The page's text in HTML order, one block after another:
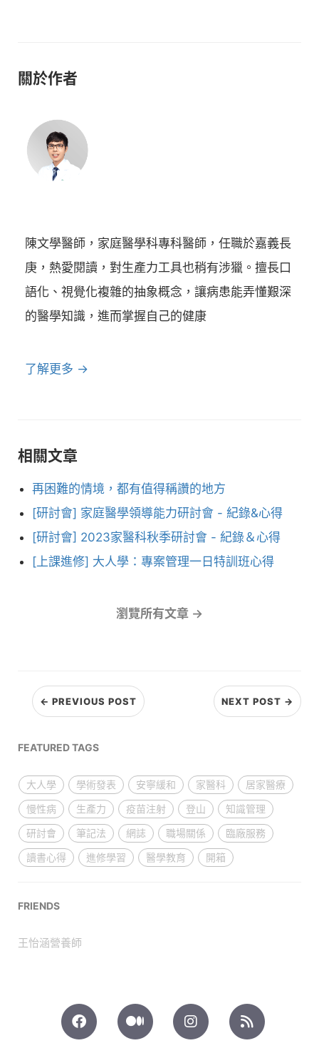
關於作者
陳文學醫師，家庭醫學科專科醫師，任職於嘉義長
庚，熱愛閱讀，對生產力工具也稍有涉獵。擅長口
語化、視覺化複雜的抽象概念，讓病患能弄懂艱深
的醫學知識，進而掌握自己的健康
了解更多 →
相關文章
再困難的情境，都有值得稱讚的地方
[研討會] 家庭醫學領導能力研討會 - 紀錄&心得
[研討會] 2023家醫科秋季研討會 - 紀錄＆心得
[上課進修] 大人學：專案管理一日特訓班心得
瀏覽所有文章 →
← PREVIOUS POST NEXT POST →
FEATURED TAGS
大人學 學術發表 安寧緩和 家醫科
居家醫療
慢性病
生產力 疫苗注射 登山
知識管理
研討會
筆記法 網誌 職場關係
臨廠服務
讀書心得
進修學習 醫學教育 開箱
FRIENDS
王怡涵營養師